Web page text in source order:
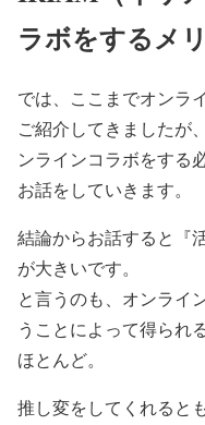
ラボをするメ
では、ここまでオンラ
ご紹介してきましたが
ンラインコラボをする
お話をしていきます。
結論からお話すると『
が大きいです。
と言うのも、オンライ
うことによって得られ
ほとんど。
推し変をしてくれると